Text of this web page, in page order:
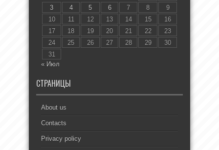
3
4 5 6 7 8
9
10
11 12 13 14 15
16
17
18 19 20 21 22
23
24
25 26 27 28 29
30
31
« Июл
СТРАНИЦЫ
About us
Contacts
Privacy policy